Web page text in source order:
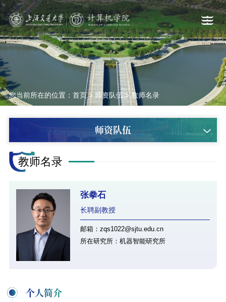
您当前所在的位置： 首页>师资队伍>教师名录
师资队伍
教师名录
张拳石
长聘副教授
邮箱：zqs1022@sjtu.edu.cn
所在研究所：机器智能研究所
个人简介